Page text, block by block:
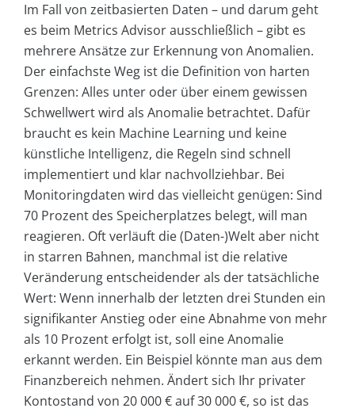
Im Fall von zeitbasierten Daten – und darum geht
es beim Metrics Advisor ausschließlich – gibt es
mehrere Ansätze zur Erkennung von Anomalien.
Der einfachste Weg ist die Definition von harten
Grenzen: Alles unter oder über einem gewissen
Schwellwert wird als Anomalie betrachtet. Dafür
braucht es kein Machine Learning und keine
künstliche Intelligenz, die Regeln sind schnell
implementiert und klar nachvollziehbar. Bei
Monitoringdaten wird das vielleicht genügen: Sind
70 Prozent des Speicherplatzes belegt, will man
reagieren. Oft verläuft die (Daten-)Welt aber nicht
in starren Bahnen, manchmal ist die relative
Veränderung entscheidender als der tatsächliche
Wert: Wenn innerhalb der letzten drei Stunden ein
signifikanter Anstieg oder eine Abnahme von mehr
als 10 Prozent erfolgt ist, soll eine Anomalie
erkannt werden. Ein Beispiel könnte man aus dem
Finanzbereich nehmen. Ändert sich Ihr privater
Kontostand von 20 000 € auf 30 000 €, so ist das